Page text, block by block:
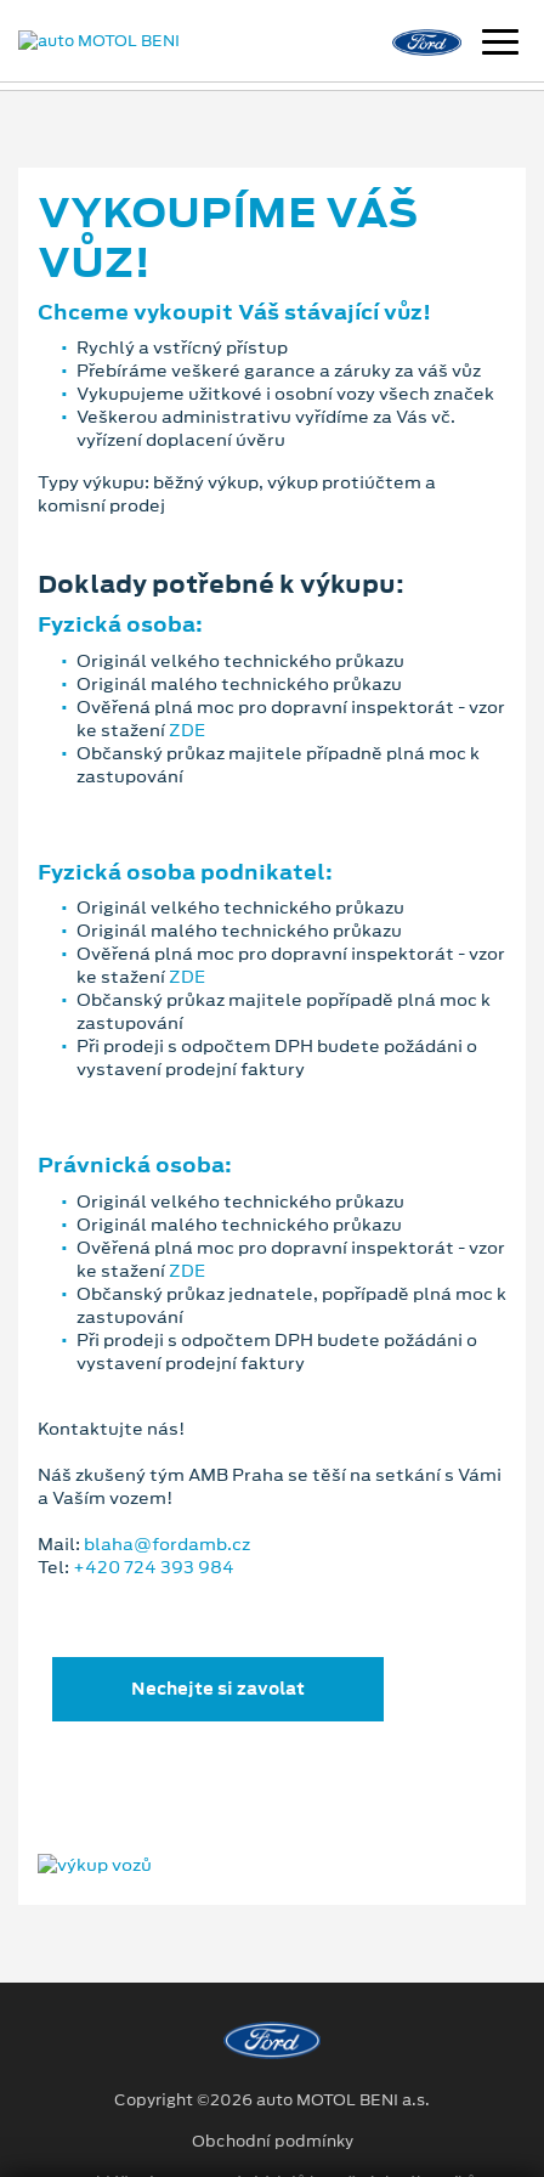
VYKOUPÍME VÁŠ
VŮZ!
Chceme vykoupit Váš stávající vůz!
Rychlý a vstřícný přístup
Přebíráme veškeré garance a záruky za váš vůz
Vykupujeme užitkové i osobní vozy všech značek
Veškerou administrativu vyřídíme za Vás vč.
vyřízení doplacení úvěru
Typy výkupu: běžný výkup, výkup protiúčtem a
komisní prodej
Doklady potřebné k výkupu:
Fyzická osoba:
Originál velkého technického průkazu
Originál malého technického průkazu
Ověřená plná moc pro dopravní inspektorát - vzor
ke staženíZDE
Občanský průkaz majitele případně plná moc k
zastupování
Fyzická osoba podnikatel:
Originál velkého technického průkazu
Originál malého technického průkazu
Ověřená plná moc pro dopravní inspektorát - vzor
ke staženíZDE
Občanský průkaz majitele popřípadě plná moc k
zastupování
Při prodeji s odpočtem DPH budete požádáni o
vystavení prodejní faktury
Právnická osoba:
Originál velkého technického průkazu
Originál malého technického průkazu
Ověřená plná moc pro dopravní inspektorát - vzor
ke staženíZDE
Občanský průkaz jednatele, popřípadě plná moc k
zastupování
Při prodeji s odpočtem DPH budete požádáni o
vystavení prodejní faktury
Kontaktujte nás!
Náš zkušený tým AMB Praha se těší na setkání s Vámi
a Vaším vozem!
Mail: blaha@fordamb.cz
Tel: +420 724 393 984
Nechejte si zavolat
Copyright ©2026 auto MOTOL BENI a.s.
Obchodní podmínky